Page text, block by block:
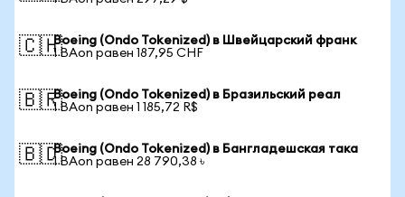
🇨🇭Boeing (Ondo Tokenized) в Швейцарский франк
1 BAon равен 187,95 CHF
🇧🇷Boeing (Ondo Tokenized) в Бразильский реал
1 BAon равен 1 185,72 R$
🇧🇩Boeing (Ondo Tokenized) в Бангладешская така
1 BAon равен 28 790,38 ৳